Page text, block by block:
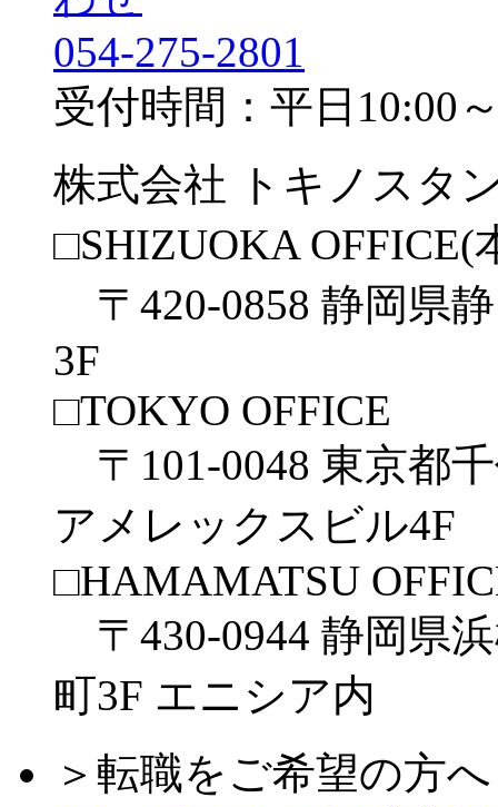
054-275-2801
受付時間：平日10:00
株式会社 トキノスタ
□SHIZUOKA OFFICE(
〒420-0858 静岡県
3F
□TOKYO OFFICE
〒101-0048 東京都
アメレックスビル4F
□HAMAMATSU
〒430-0944 静岡県
町3F エニシア内
＞転職をご希望の方へ